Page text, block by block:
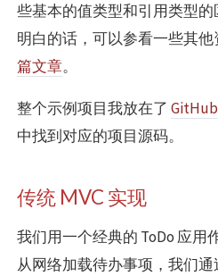
些基本的值类型和引用类型
明白的话，可以参看一些其
篇文章。
整个示例项目我放在了 GitHub
中找到对应的项目源码。
传统 MVC 实现
我们用一个经典的 ToDo 应用
从网络加载待办事项，我们